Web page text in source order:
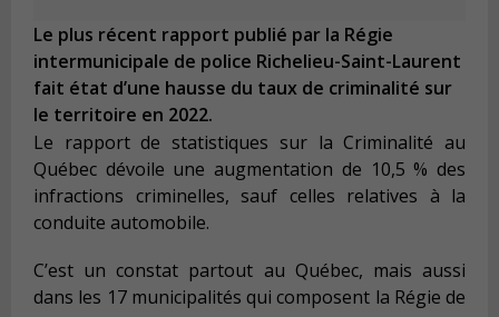
Le plus récent rapport publié par la Régie
intermunicipale de police Richelieu-Saint-Laurent
fait état d’une hausse du taux de criminalité sur
le territoire en 2022.
Le rapport de statistiques sur la Criminalité au
Québec dévoile une augmentation de 10,5 % des
infractions criminelles, sauf celles relatives à la
conduite automobile.
C’est un constat partout au Québec, mais aussi
dans les 17 municipalités qui composent la Régie de